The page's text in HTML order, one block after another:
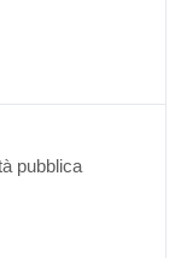
pubblica